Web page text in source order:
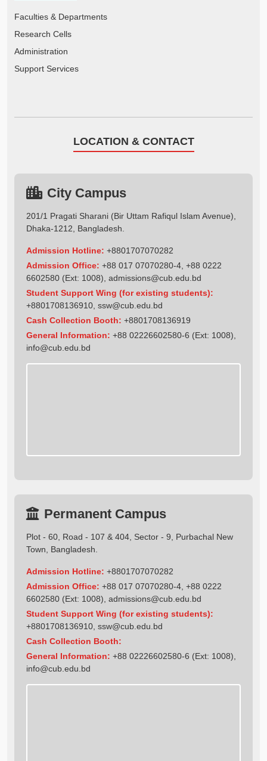
Faculties & Departments
Research Cells
Administration
Support Services
LOCATION & CONTACT
City Campus
201/1 Pragati Sharani (Bir Uttam Rafiqul Islam Avenue),
Dhaka-1212, Bangladesh.
Admission Hotline: +8801707070282
Admission Office: +88 017 07070280-4, +88 0222
6602580 (Ext: 1008), admissions@cub.edu.bd
Student Support Wing (for existing students):
+8801708136910 ssw@cub.edu.bd
Cash Collection Booth: +8801708136919
General Information: +88 02226602580-6 (Ext: 1008),
info@cub.edu.bd
Permanent Campus
Plot - 60, Road - 107 & 404, Sector - 9, Purbachal New
Town, Bangladesh.
Admission Hotline: +8801707070282
Admission Office: +88 017 07070280-4, +88 0222
6602580 (Ext: 1008), admissions@cub.edu.bd
Student Support Wing (for existing students):
+8801708136910, ssw@cub.edu.bd
Cash Collection Booth:
General Information: +88 02226602580-6 (Ext: 1008),
info@cub.edu.bd